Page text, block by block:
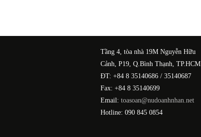
Tầng 4, tòa nhà 19M Nguyễn Hữu
Cảnh, P19, Q.Bình Thạnh, TP.HCM
ĐT: +84 8 35140686 / 35140687
Fax: +84 8 35140699
Email: toasoan@nudoanhnhan.net
Hotline: 090 845 0854